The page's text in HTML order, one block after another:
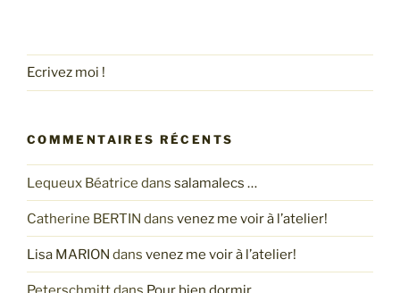
Ecrivez moi !
COMMENTAIRES RÉCENTS
Lequeux Béatrice dans salamalecs …
Catherine BERTIN dans venez me voir à l’atelier!
Lisa MARION dans venez me voir à l’atelier!